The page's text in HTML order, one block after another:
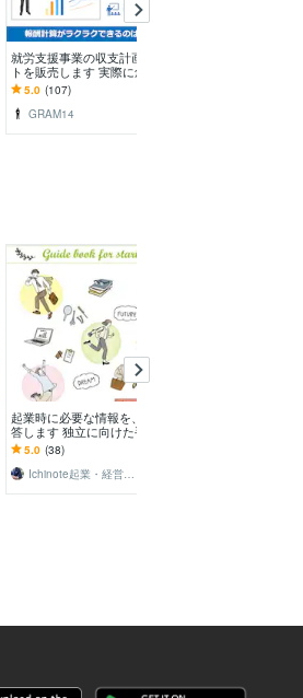
就労支援事業の収支計画書式セッ
トを販売します 実際に創業融資
で使用！A型・B型・移行の3事業
セットです
5.0 (107)
GRAM14
起業時に必要な情報を、すべて回
答します 独立に向けた手続き
や、創業融資・補助金活用まで助
言します
5.0 (38)
Ichinote起業・経営コンシェルジュ